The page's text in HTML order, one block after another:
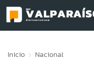
Inicio Nacional